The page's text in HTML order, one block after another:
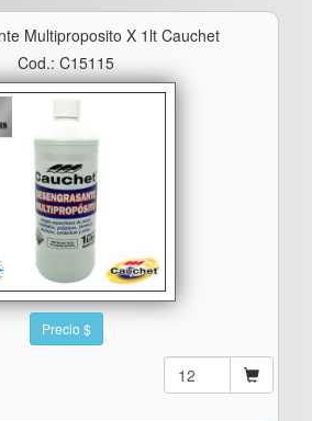
Multiproposito X 1lt Cauchet
Cod.: C15115
Precio $